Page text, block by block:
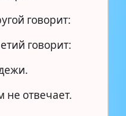
говорит:
говорит:
не отвечает.